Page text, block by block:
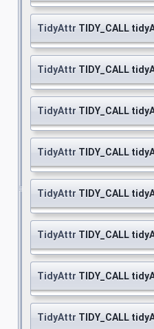
TidyAttr TIDY_CALL
TidyAttr TIDY_CALL
TidyAttr TIDY_CALL
TidyAttr TIDY_CALL
TidyAttr TIDY_CALL
TidyAttr TIDY_CALL
TidyAttr TIDY_CALL
TidyAttr TIDY_CALL